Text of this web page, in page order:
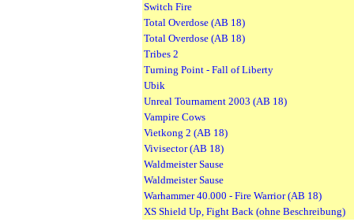
Switch Fire
Total Overdose (AB 18)
Total Overdose (AB 18)
Tribes 2
Turning Point - Fall of Liberty
Ubik
Unreal Tournament 2003 (AB 18)
Vampire Cows
Vietkong 2 (AB 18)
Vivisector (AB 18)
Waldmeister Sause
Waldmeister Sause
Warhammer 40.000 - Fire Warrior (AB 18)
XS Shield Up, Fight Back (ohne Beschreibung)